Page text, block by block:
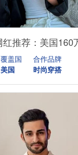
覆盖国
美国
合作品牌
时尚穿搭